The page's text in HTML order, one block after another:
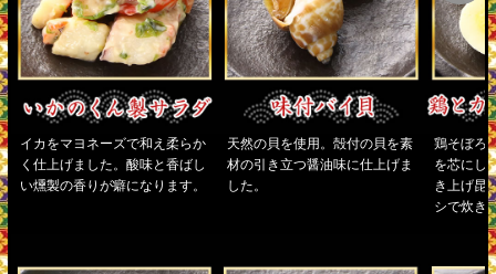
イカをマヨネーズで和え柔らか
く仕上げました。酸味と香ばし
い燻製の香りが癖になります。
天然の貝を使用。殻付の貝を素
材の引き立つ醤油味に仕上げま
した。
鶏そぼろ
を芯にし
き上げ昆
シで炊き